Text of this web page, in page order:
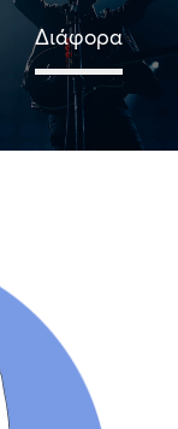
Διάφορα